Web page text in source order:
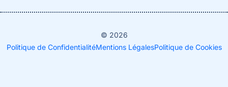
© 2026
Politique de ConfidentialitéMentions LégalesPolitique de Cookies